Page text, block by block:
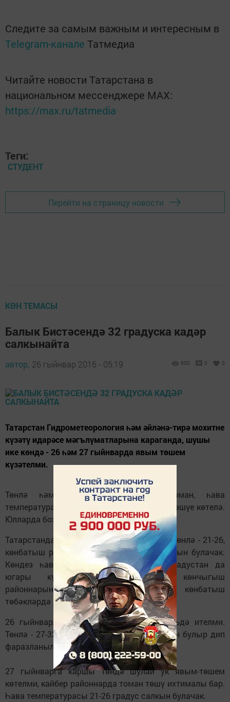
Следите за самым важным и интересным в
Telegram-канале Татмедиа
Читайте новости Татарстана в
национальном мессенджере MАХ:
https://max.ru/tatmedia
Теги:
СТУДЕНТ
Перейти на страницу новости
КӨН ТЕМАСЫ
Балык Бистәсендә 32 градуска кадәр
салкынайта
автор, 26 гыйнвар 2016 - 05:19 900 0 0
Татарстан Гидрометеорология һәм әйләнә-тирә мохитне
күзәтү идарәсе мәгълүматларына караганда, шушы
ике көндә - 26 һәм 27 гыйнварда явым төшем
күзәтелми.
Төнлә һәм иртәнге сәгатьләрдә томан, һава
температурасының 25-32 градуска кадәр төшүе көтелә.
Юлларда бозлавык саклана.
Татарстанда уртача һава температурасы төнлә - 21-26,
көнбатыш районнарда - 27-32 градус салкын булачак.
Көндез һава температурасы - 16-21 градустан да
югары күтәрелми. Республиканың көнчыгыш
районнарында - җылырак, үзәк һәм көнбатыш
төбәкләрдә салкын булачак.
26 гыйнварда Казанда явым-төшем вәгъдә ителми.
Төнлә - 27-32, көндез - 19-22 градус салкын булыр дип
фаразланыла.
27 гыйнварга каршы төндә шулай ук явым-төшем
көтелми, кайбер районнарда томан төшү ихтималы бар.
Һава температурасы 21-26 градус салкын булачак.